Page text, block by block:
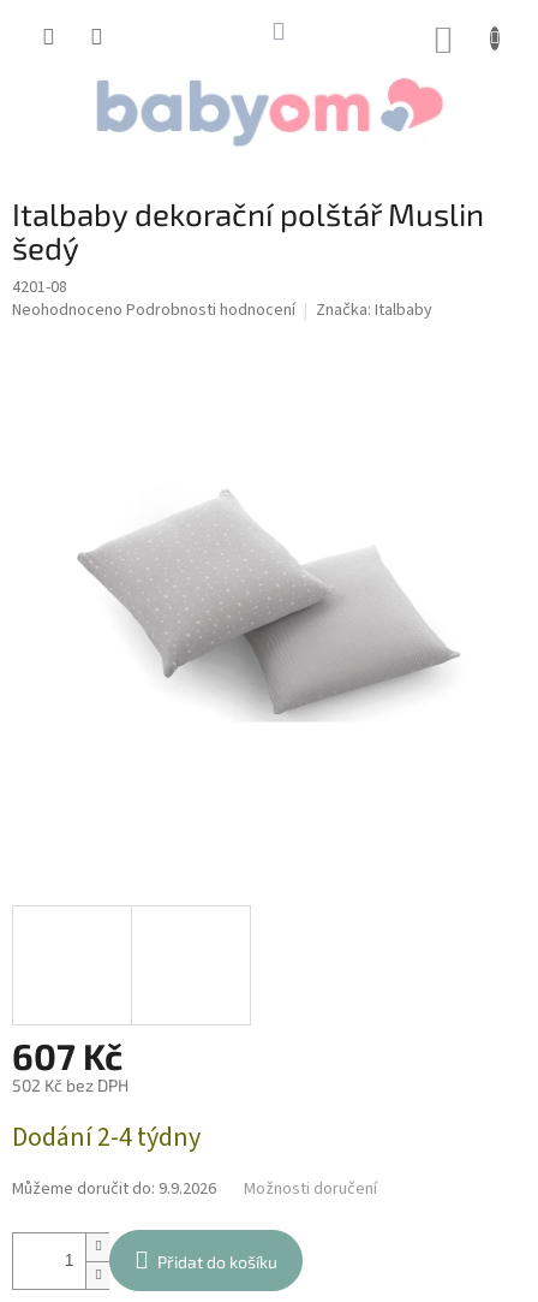
Italbaby dekorační polštář Muslin
šedý
4201-08
Průměrné
Neohodnoceno Podrobnosti hodnocení Značka: Italbaby
607 Kč
502 Kč bez DPH
cena:
Dodání 2-4 týdny
Můžeme doručit do: 9.9.2026 Možnosti doručení
Přidat do košíku